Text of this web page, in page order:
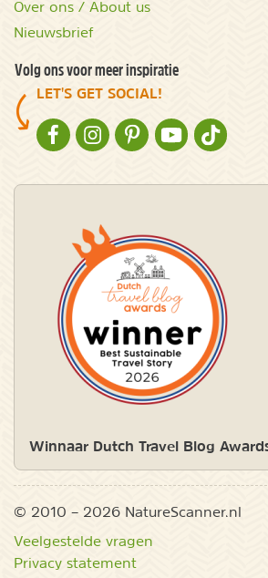
Over ons / About us
Nieuwsbrief
Volg ons voor meer inspiratie
LET'S GET SOCIAL!
NATURESCANNER OP FACEBOOK
NATURESCANNER OP
NATURESCANNER OP
Winnaar Dutch Travel Blog
© 2010 – 2026 NatureScanner.nl
Veelgestelde vragen
Privacy statement